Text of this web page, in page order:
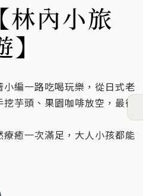
林內小旅
編一路吃喝玩樂，從日式老
芋頭、果園咖啡放空，最後
癒一次滿足，大人小孩都能